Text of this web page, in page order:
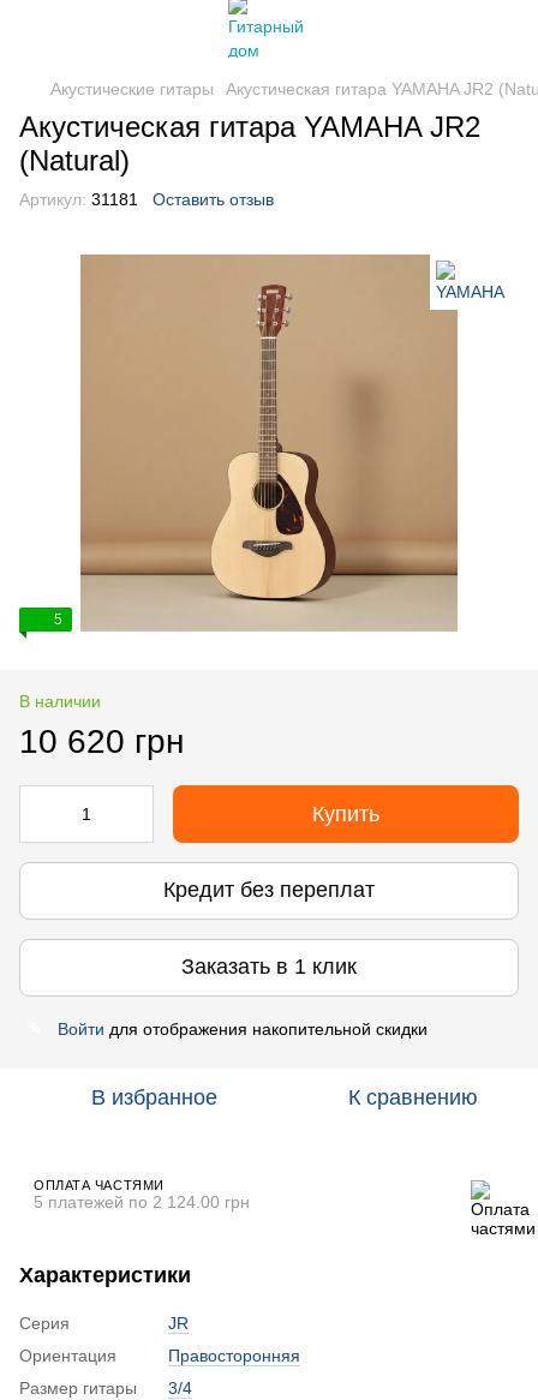
Акустические гитары Акустическая гитара YAMAHA JR2
Акустическая гитара YAMAHA JR2
(Natural)
Артикул: 31181 Оставить отзыв
5
В наличии
10 620 грн
Купить
Кредит без переплат
Заказать в 1 клик
Войти для отображения накопительной скидки
В избранное К сравнению
ОПЛАТА ЧАСТЯМИ
5 платежей по 2 124.00 грн
Характеристики
Серия
JR
Ориентация
Правосторонняя
Размер гитары
3/4